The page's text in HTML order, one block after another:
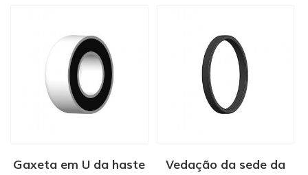
Gaxeta em U da haste
Vedação da sede da